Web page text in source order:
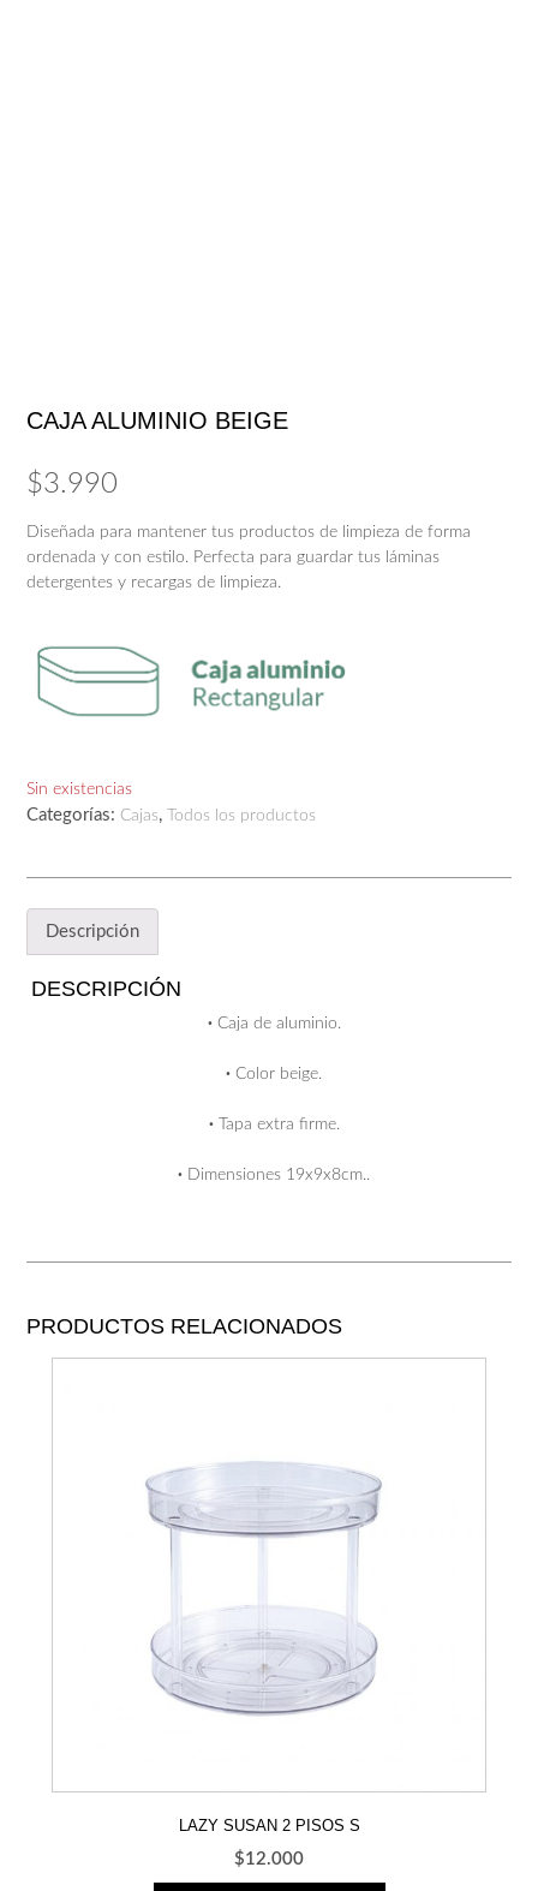
CAJA ALUMINIO BEIGE
$3.990
Diseñada para mantener tus productos de limpieza de forma
ordenada y con estilo. Perfecta para guardar tus láminas
detergentes y recargas de limpieza.
Sin existencias
Categorías: Cajas, Todos los productos
Descripción
DESCRIPCIÓN
·Caja de aluminio.
· Color beige.
·Tapa extra firme.
· Dimensiones 19x9x8cm..
PRODUCTOS RELACIONADOS
LAZY SUSAN 2 PISOS S
$12.000